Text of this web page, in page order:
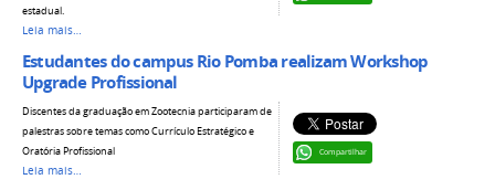
estadual.
Leia mais…
Estudantes do campus Rio Pomba realizam Workshop
Upgrade Profissional
Compartilhar
Discentes da graduação em Zootecnia participaram de
palestras sobre temas como Currículo Estratégico e
Oratória Profissional
Leia mais…